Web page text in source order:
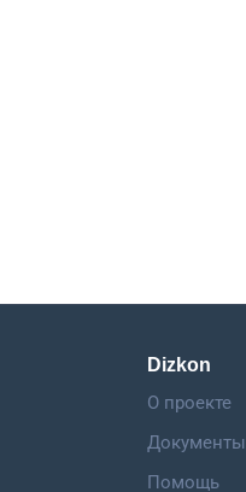
Dizkon
О проекте
Документы
Помощь